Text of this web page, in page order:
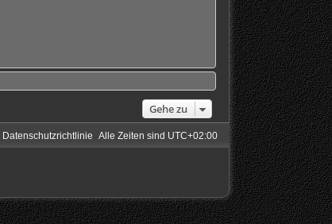
Gehe zu
Alle Zeiten sind UTC+02:00
Datenschutzrichtlinie